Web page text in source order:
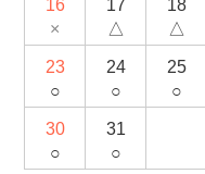
16
×
17
△
18
△
23
○
24
○
25
○
30
○
31
○